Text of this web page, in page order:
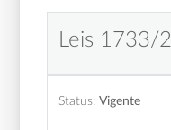
Leis 1733/
Status: Vigente